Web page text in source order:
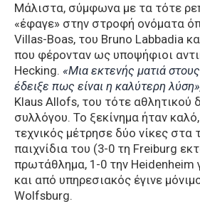
Μάλιστα, σύμφωνα με τα τότε
«έφαγε» στην στροφή ονόματα
Villas-Boas, του Bruno Labbadia
που φέρονταν ως υποψήφιοι
Hecking. «Μια εκτενής ματιά
έδειξε πως είναι η καλύτερη
Klaus Allofs, του τότε αθλητικού
συλλόγου. Το ξεκίνημα ήταν
τεχνικός μέτρησε δύο νίκες
παιχνίδια του (3-0 τη Freiburg
πρωτάθλημα, 1-0 την Heidenheim
και από υπηρεσιακός έγινε
Wolfsburg.